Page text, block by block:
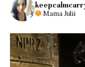
Mama Julii